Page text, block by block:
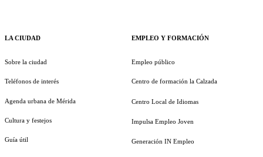
LA CIUDAD
Sobre la ciudad
Teléfonos de interés
Agenda urbana de Mérida
Cultura y festejos
Guía útil
EMPLEO Y FORMACIÓN
Empleo público
Centro de formación la Calzada
Centro Local de Idiomas
Impulsa Empleo Joven
Generación IN Empleo